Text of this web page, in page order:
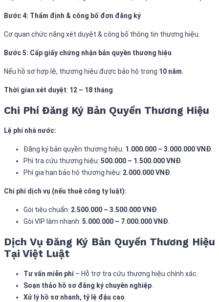
Bước 4: Thẩm định & công bố đơn đăng ký
Cơ quan chức năng xét duyệt & công bố thông tin thương hiệu.
Bước 5: Cấp giấy chứng nhận bản quyền thương hiệu
Nếu hồ sơ hợp lệ, thương hiệu được bảo hộ trong 10 năm.
Thời gian xét duyệt: 12 – 18 tháng.
Chi Phí Đăng Ký Bản Quyền Thương Hiệu
Lệ phí nhà nước:
Đăng ký bản quyền thương hiệu: 1.000.000 – 3.000.000 VNĐ.
Phí tra cứu thương hiệu: 500.000 – 1.500.000 VNĐ.
Phí gia hạn bảo hộ thương hiệu: 2.000.000 VNĐ.
Chi phí dịch vụ (nếu thuê công ty luật):
Gói tiêu chuẩn: 2.500.000 – 3.500.000 VNĐ.
Gói VIP làm nhanh: 5.000.000 – 7.000.000 VNĐ.
Dịch Vụ Đăng Ký Bản Quyền Thương Hiệu
Tại Việt Luật
Tư vấn miễn phí– Hỗ trợ tra cứu thương hiệu chính xác.
Soạn thảo hồ sơ đăng ký chuyên nghiệp
Xử lý hồ sơ nhanh, tỷ lệ đậu cao